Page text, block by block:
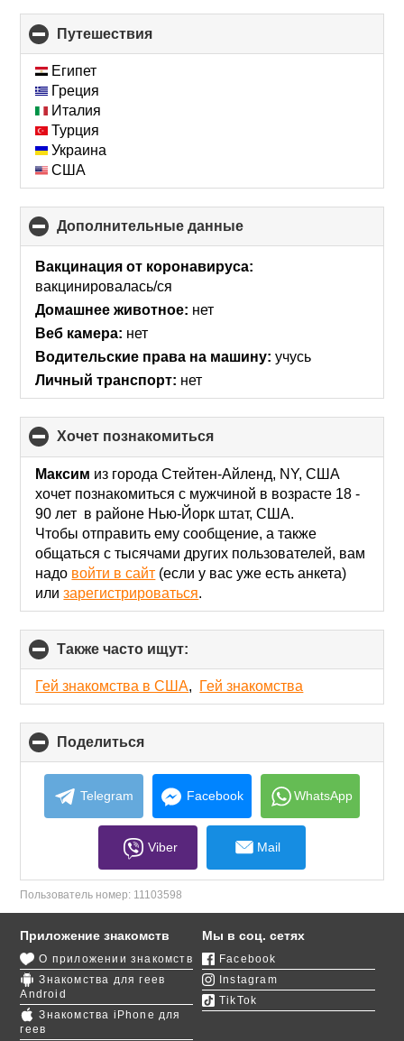
Путешествия
to
Египет
Греция
Италия
Турция
Украина
США
Дополнительные данные
to
collapse
Вакцинация от коронавируса:
вакцинировалась/ся
Домашнее животное: нет
Веб камера: нет
Водительские права на машину: учусь
Личный транспорт: нет
хочет познакомиться
to
collapse
contents
Максим из города Стейтен-Айленд, NY, США
хочет познакомиться с мужчиной в возрасте 18 -
90 лет в районе Нью-Йорк штат, США.
Чтобы отправить ему сообщение, а также
общаться с тысячами других пользователей, вам
надо войти в сайт (если у вас уже есть анкета)
илизарегистрироваться.
Также часто ищут:
to
collapse
contents
Гей знакомства в США, Гей знакомства
Поделиться
to
collapse
contents
Telegram Facebook WhatsApp
Viber Mail
Пользователь номер: 11103598
Приложение знакомств
О приложении знакомств
Знакомства для геев
Android
Знакомства iPhone для
геев
Мы в соц. сетях
Facebook
Instagram
TikTok